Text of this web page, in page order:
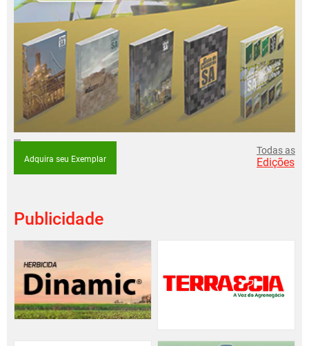
Adquira seu Exemplar
Todas as
Edições
Publicidade